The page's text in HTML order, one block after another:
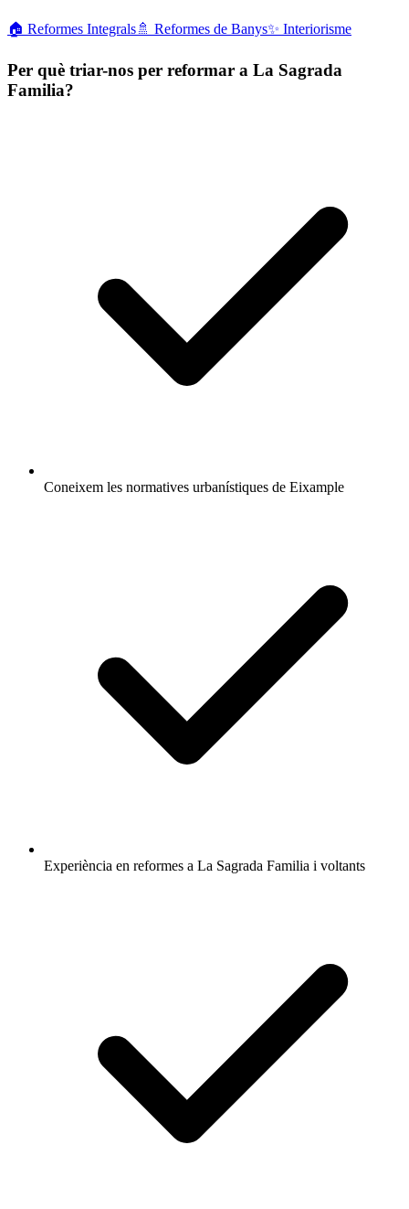
🏠 Reformes Integrals🚿 Reformes de Banys✨ Interiorisme
Per què triar-nos per reformar a La Sagrada
Familia?
Coneixem les normatives urbanístiques de Eixample
Experiència en reformes a La Sagrada Familia i voltants